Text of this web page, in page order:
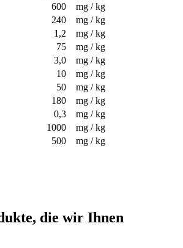
600
mg / kg
240
mg / kg
1,2
mg / kg
75
mg / kg
3,0
mg / kg
10
mg / kg
50
mg / kg
180
mg / kg
0,3
mg / kg
1000
mg / kg
500
mg / kg
die wir Ihnen